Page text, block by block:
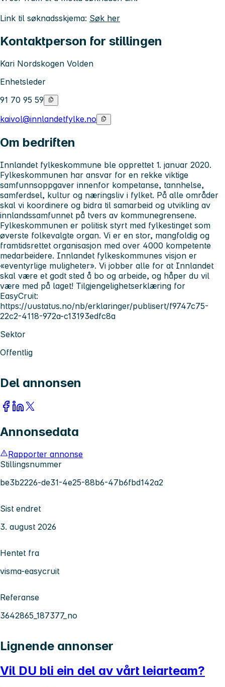
Link til søknadsskjema: Søk her
Kontaktperson for stillingen
Kari Nordskogen Volden
Enhetsleder
91 70 95 59
kaivol@innlandetfylke.no
Om bedriften
Innlandet fylkeskommune ble opprettet 1. januar 2020.
Fylkeskommunen har ansvar for en rekke viktige
samfunnsoppgaver innenfor kompetanse, tannhelse,
samferdsel, kultur og næringsliv i fylket. På alle områder
skal vi koordinere og bidra til samarbeid og utvikling av
innlandssamfunnet på tvers av kommunegrensene.
Fylkeskommunen er politisk styrt med fylkestinget som
øverste folkevalgte organ. Vi er en stor, mangfoldig og
framtidsrettet organisasjon med over 4000 kompetente
medarbeidere. Innlandet fylkeskommunes visjon er
«eventyrlige muligheter». Vi jobber alle for at Innlandet
skal være et godt sted å bo og arbeide, og håper du vil
være med på laget! Tilgjengelighetserklæring for
EasyCruit:
https://uustatus.no/nb/erklaringer/publisert/f9747c75-
22c2-4118-972a-c13193edfc8a
Sektor
Offentlig
Del annonsen
Annonsedata
Rapporter annonse
Stillingsnummer
be3b2226-de31-4e25-88b6-47b6fbd142a2
Sist endret
3. august 2026
Hentet fra
visma-easycruit
Referanse
3642865_187377_no
Lignende annonser
Vil DU bli ein del av vårt leiarteam?